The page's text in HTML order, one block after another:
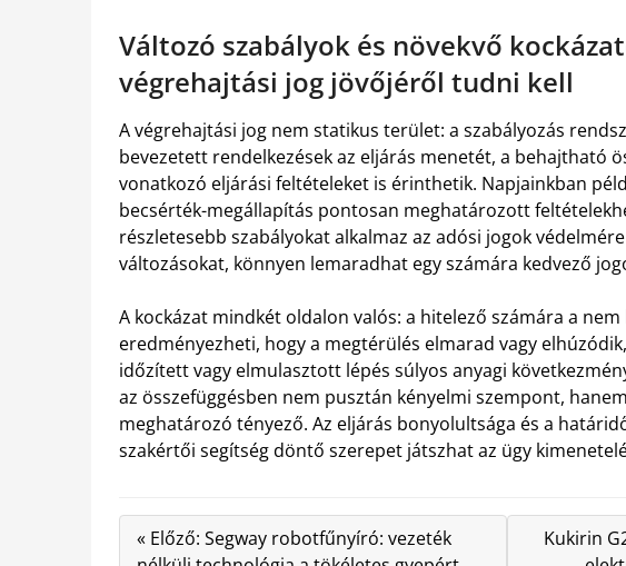
Változó szabályok és növekvő
végrehajtási jog jövőjéről tudni kell
A végrehajtási jog nem statikus terület: a szabályozás
bevezetett rendelkezések az eljárás menetét, a behajtható
vonatkozó eljárási feltételeket is érinthetik. Napjainkban
becsérték-megállapítás pontosan meghatározott
részletesebb szabályokat alkalmaz az adósi jogok
változásokat, könnyen lemaradhat egy számára kedvező
A kockázat mindkét oldalon valós: a hitelező számára a
eredményezheti, hogy a megtérülés elmarad vagy
időzített vagy elmulasztott lépés súlyos anyagi
az összefüggésben nem pusztán kényelmi szempont,
meghatározó tényező. Az eljárás bonyolultsága és a
szakértői segítség döntő szerepet játszhat az ügy
« Előző: Segway robotfűnyíró: vezeték
Kukirin